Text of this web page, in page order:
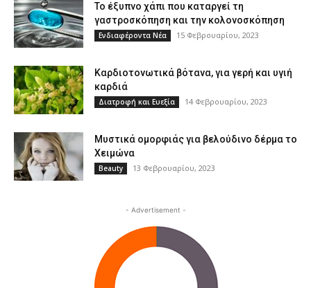
Το έξυπνο χάπι που καταργεί τη
γαστροσκόπηση και την κολονοσκόπηση
Ενδιαφέροντα Νέα 15 Φεβρουαρίου, 2023
Καρδιοτονωτικά βότανα, για γερή και υγιή
καρδιά
Διατροφή και Ευεξία 14 Φεβρουαρίου, 2023
Μυστικά ομορφιάς για βελούδινο δέρμα το
Χειμώνα
Beauty 13 Φεβρουαρίου, 2023
- Advertisement -